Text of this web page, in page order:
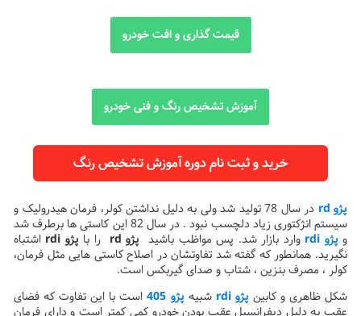
قیمت گذاری و افت خودرو
آموزش تشخیص رنگ و فنی خودرو
خرید و ثبت نام دوره آموزش تشخیص رنگ
پژو rd
در سال 78 تولید شد ولی به دلیل نداشتن کولر، فرمان هیدرولیک و
سیستم انژکتوری زیاد دلچسب نبود . در سال 82 این کاستی ها برطرف شد
و پژو rdi وارد بازار شد. پس مواظب باشید پژو rd را با پژو rdi
اشتباه
نگیرید. همانطور که گفته شد تفاوتشان در اصلاح کاستی هایی مثل فرمان،
کولر ، مصرف بنزین ، شتاب و صدای گیربکس است.
شکل ظاهری و کابین پژو rdi شبیه پژو 405
است با این تفاوت که فضای
عقب به دلیل دیفرانسیل عقب بودن خودرو کمی کمتر است و دارای فرمان